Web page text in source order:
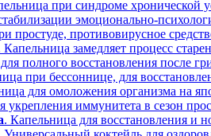
при синдроме хронической
эмоционально-
простуде, противовирусное
Капельница замедляет процесс
полного восстановления после
при бессоннице, для
для омоложения организма на
укрепления иммунитета в сезон
. Капельница для восстановления и